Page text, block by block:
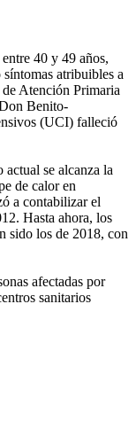
40 y 49 años,
atribuibles a
Atención Primaria
Benito-
(UCI) falleció
se alcanza la
de calor en
a contabilizar el
Hasta ahora, los
sido los de 2018, con
afectadas por
sanitarios